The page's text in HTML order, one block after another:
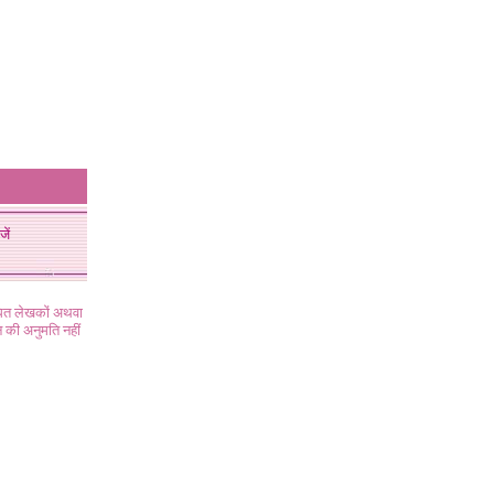
लेखकों अथवा
अनुमति नहीं